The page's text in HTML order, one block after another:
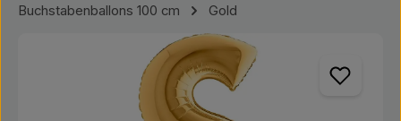
Buchstabenballons 100 cm
Gold